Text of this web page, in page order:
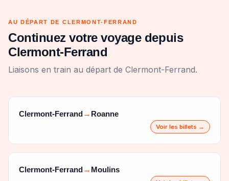
AU DÉPART DE CLERMONT-FERRAND
Continuez votre voyage depuis
Clermont-Ferrand
Liaisons en train au départ de Clermont-Ferrand.
Clermont-Ferrand→ Roanne
Voir les billets →
Clermont-Ferrand→ Moulins